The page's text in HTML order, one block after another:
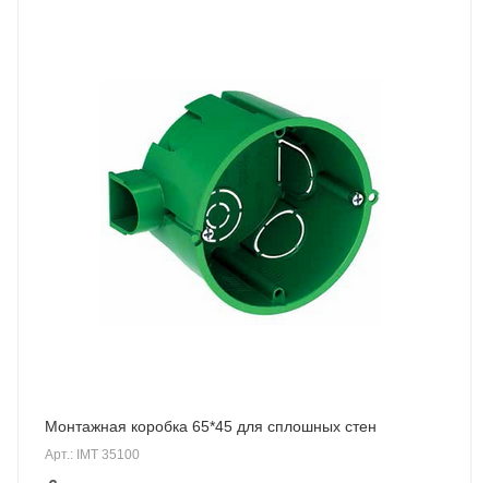
Монтажная коробкa 65*45 для сплошных стен
Арт.: IMT 35100